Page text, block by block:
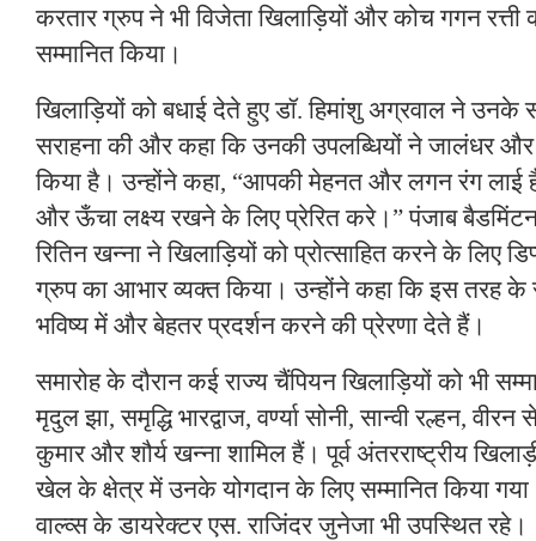
करतार ग्रुप ने भी विजेता खिलाड़ियों और कोच गगन
सम्मानित किया।
खिलाड़ियों को बधाई देते हुए डॉ. हिमांशु अग्रवाल ने
सराहना की और कहा कि उनकी उपलब्धियों ने जालंधर और
किया है। उन्होंने कहा, “आपकी मेहनत और लगन रंग
और ऊँचा लक्ष्य रखने के लिए प्रेरित करे।” पंजाब
रितिन खन्ना ने खिलाड़ियों को प्रोत्साहित करने के लिए
ग्रुप का आभार व्यक्त किया। उन्होंने कहा कि इस तरह के
भविष्य में और बेहतर प्रदर्शन करने की प्रेरणा देते हैं।
समारोह के दौरान कई राज्य चैंपियन खिलाड़ियों को भी
मृदुल झा, समृद्धि भारद्वाज, वर्ण्या सोनी, सान्वी रल्हन,
कुमार और शौर्य खन्ना शामिल हैं। पूर्व अंतरराष्ट्रीय
खेल के क्षेत्र में उनके योगदान के लिए सम्मानित किया
वाल्व्स के डायरेक्टर एस. राजिंदर जुनेजा भी उपस्थित रहे।